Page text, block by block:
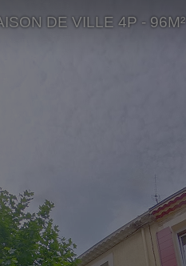
DE VILLE 4P - 96M²